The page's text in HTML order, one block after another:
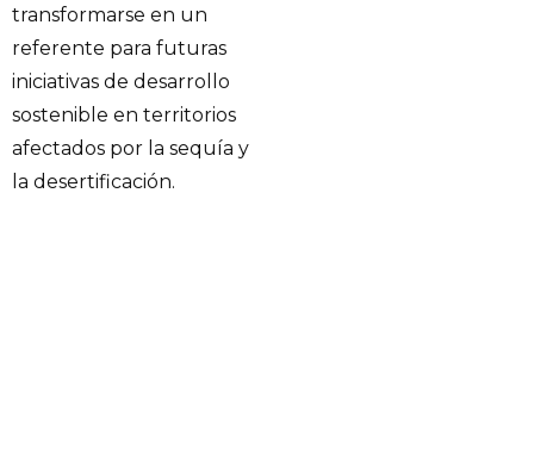
transformarse en un
referente para futuras
iniciativas de desarrollo
sostenible en territorios
afectados por la sequía y
la desertificación.